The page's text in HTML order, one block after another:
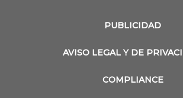
PUBLICIDAD
AVISO LEGAL Y DE
COMPLIANCE